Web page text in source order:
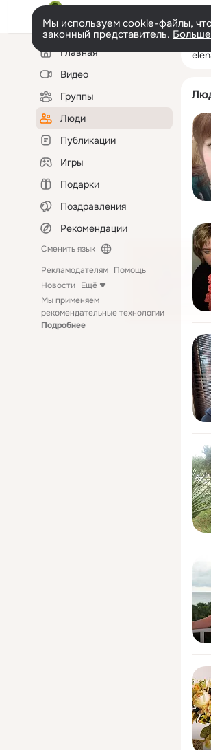
Мы используем cookie-файлы,
законный представитель.
Левая
колонкаГлавная
Видео
Группы
Люди
Публикации
Игры
Подарки
Поздравления
Рекомендации
Сменить язык
Рекламодателям Помощь
Новости Ещё
Мы применяем
рекомендательные технологии
Подробнее